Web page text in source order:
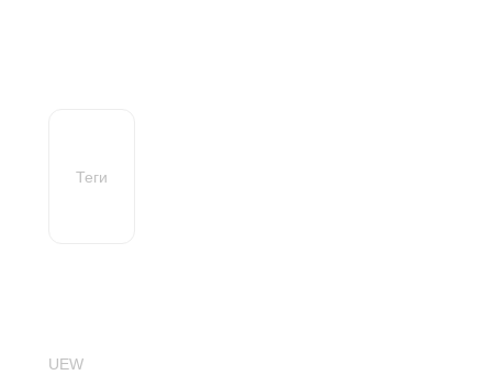
Теги
UEW